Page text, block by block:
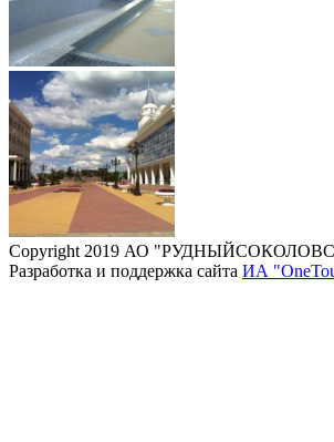
Copyright 2019 АО
Разработка и поддержка сайта ИА